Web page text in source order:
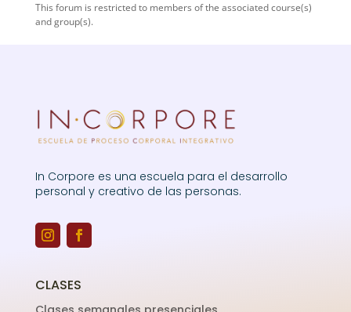
This forum is restricted to members of the associated course(s)
and group(s).
In Corpore es una escuela para el desarrollo
personal y creativo de las personas.
CLASES